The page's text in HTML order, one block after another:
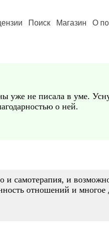
Поиск Магазин О
уже не писала в уме.
о ней.
самотерапия, и
отношений и многое